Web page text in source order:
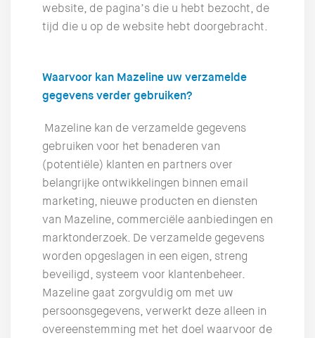
website, de pagina’s die u hebt bezocht, de
tijd die u op de website hebt doorgebracht.
Waarvoor kan Mazeline uw verzamelde
gegevens verder gebruiken?
Mazeline kan de verzamelde gegevens
gebruiken voor het benaderen van
(potentiële) klanten en partners over
belangrijke ontwikkelingen binnen email
marketing, nieuwe producten en diensten
van Mazeline, commerciële aanbiedingen en
marktonderzoek. De verzamelde gegevens
worden opgeslagen in een eigen, streng
beveiligd, systeem voor klantenbeheer.
Mazeline gaat zorgvuldig om met uw
persoonsgegevens, verwerkt deze alleen in
overeenstemming met het doel waarvoor de